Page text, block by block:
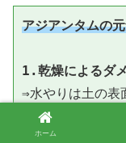
アジアンタムの
1.乾燥によるダ
⇒水やりは土の表
様子をみてやや
⇒空気中の湿度
ホーム